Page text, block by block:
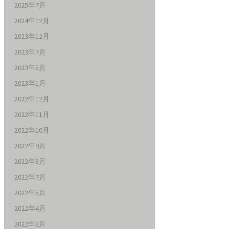
2025年7月
2024年12月
2023年12月
2023年7月
2023年5月
2023年1月
2022年12月
2022年11月
2022年10月
2022年9月
2022年8月
2022年7月
2022年5月
2022年4月
2022年2月